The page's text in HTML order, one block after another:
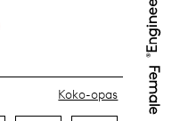
Koko-opas